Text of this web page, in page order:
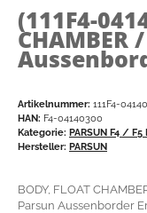
(111F4-
CHAMBER
Artikelnummer: 111F4-
HAN: F4-04140300
Kategorie: PARSUN F4 /
Hersteller: PARSUN
BODY, FLOAT
Parsun Aussenborder